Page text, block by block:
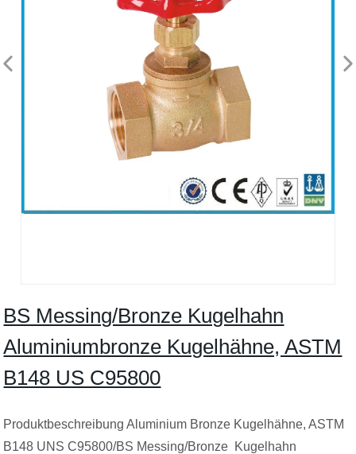
BS Messing/Bronze Kugelhahn
Aluminiumbronze Kugelhähne, ASTM
B148 US C95800
Produktbeschreibung Aluminium Bronze Kugelhähne, ASTM
B148 UNS C95800/BS Messing/Bronze Kugelhahn